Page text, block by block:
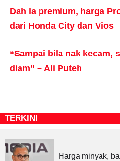
Dah la premium, harga
dari Honda City dan Vios
“Sampai bila nak kecam,
diam” – Ali Puteh
TERKINI
Harga minyak,